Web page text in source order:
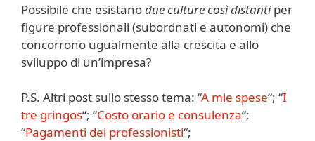
Possibile che esistanodue culture così distantiper
figure professionali (subordnati e autonomi) che
concorrono ugualmente alla crescita e allo
sviluppo di un’impresa?
P.S. Altri post sullo stesso tema: “A mie spese“; “I
tre gringos“; “Costo orario e consulenza“;
“Pagamenti dei professionisti“;